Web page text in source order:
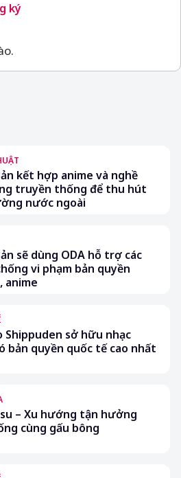
ký
kết hợp anime và nghề
truyền thống để thu hút
nước ngoài
sẽ dùng ODA hỗ trợ các
vi phạm bản quyền
anime
Shippuden sở hữu nhạc
bản quyền quốc tế cao nhất
– Xu hướng tận hưởng
cùng gấu bông